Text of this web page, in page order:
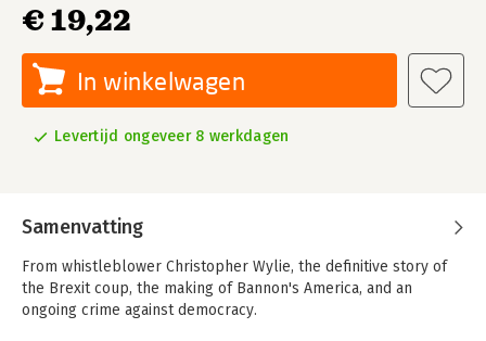
€ 19,22
In winkelwagen
Levertijd ongeveer 8 werkdagen
Samenvatting
From whistleblower Christopher Wylie, the definitive story of
the Brexit coup, the making of Bannon's America, and an
ongoing crime against democracy.